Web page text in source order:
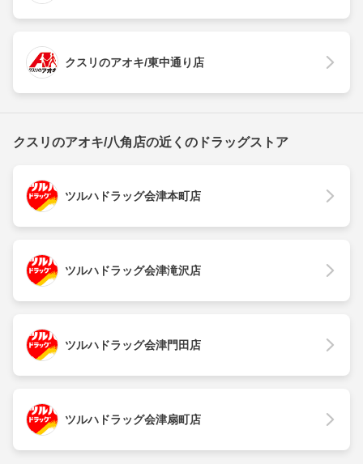
クスリのアオキ/東中通り店
クスリのアオキ/八角店の近くのドラッグストア
ツルハドラッグ会津本町店
ツルハドラッグ会津滝沢店
ツルハドラッグ会津門田店
ツルハドラッグ会津扇町店